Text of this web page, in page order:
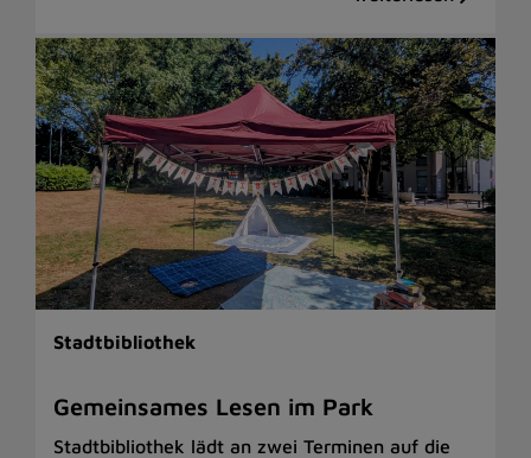
Stadtbibliothek
Gemeinsames Lesen im Park
Stadtbibliothek lädt an zwei Terminen auf die